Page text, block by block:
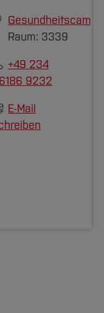
Raum: 3339
+49 234
9232
E-Mail